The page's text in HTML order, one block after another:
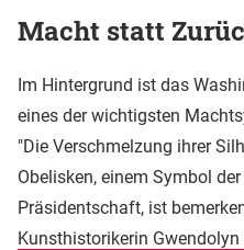
Macht statt
Im Hintergrund ist das
eines der wichtigsten
"Die Verschmelzung ihrer
Obelisken, einem Symbol
Präsidentschaft, ist
Kunsthistorikerin